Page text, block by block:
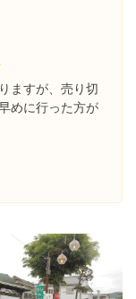
ますが、売り切
めに行った方が